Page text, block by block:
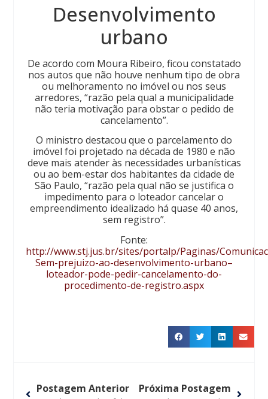
Desenvolvimento​​
urbano
De acordo com Moura Ribeiro, ficou constatado
nos autos que não houve nenhum tipo de obra
ou melhoramento no imóvel ou nos seus
arredores, “razão pela qual a municipalidade
não teria motivação para obstar o pedido de
cancelamento”.
O ministro destacou que o parcelamento do
imóvel foi projetado na década de 1980 e não
deve mais atender às necessidades urbanísticas
ou ao bem-estar dos habitantes da cidade de
São Paulo, “razão pela qual não se justifica o
impedimento para o loteador cancelar o
empreendimento idealizado há quase 40 anos,
sem registro”.
Fonte:
http://www.stj.jus.br/sites/portalp/Paginas/
Sem-prejuizo-ao-desenvolvimento-urbano–
loteador-pode-pedir-cancelamento-do-
procedimento-de-registro.aspx
Postagem Anterior Próxima Postagem